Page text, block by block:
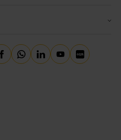
FacebookWhatsapp
领英 YouTube小红书